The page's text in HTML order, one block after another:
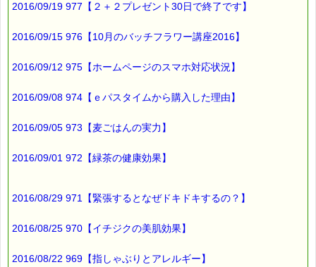
ド
http://www.pass-thyme.com/guide/info.asp
━━━━━━━━━━━━━━━━━━━━☆
→http://www.pass-thyme.com/office/ptt1-6days.asp
★Facebookにも講座情報があります。
━━━━☆
花見の名所もいいですが、
2016/09/19 977【２＋２プレゼント30日で終了です】
2016/09/15 976【10月のバッチフラワー講座2016】
2016/09/12 975【ホームページのスマホ対応状況】
2016/09/08 974【ｅパスタイムから購入した理由】
2016/09/05 973【麦ごはんの実力】
2016/09/01 972【緑茶の健康効果】
2016/08/29 971【緊張するとなぜドキドキするの？】
2016/08/25 970【イチジクの美肌効果】
2016/08/22 969【指しゃぶりとアレルギー】